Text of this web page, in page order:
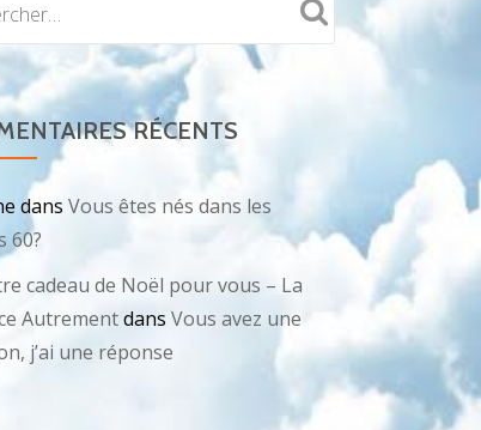
RÉCENTS
dans Vous êtes nés dans les
60?
cadeau de Noël pour vous – La
Autrementdans Vous avez une
j’ai une réponse